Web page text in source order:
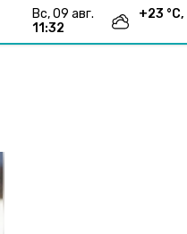
вс, 09 авг.
11:32
+23 °С,